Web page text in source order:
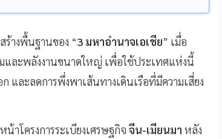
ร้างพื้นฐานของ “3 มหาอำนาจเอเชีย” เมื่อ
และพลังงานขนาดใหญ่ เพื่อใช้ประเทศแห่งนี้
และลดการพึ่งพาเส้นทางเดินเรือที่มีความเสี่ยง
น้าโครงการระเบียงเศรษฐกิจ จีน-เมียนมา หลัง